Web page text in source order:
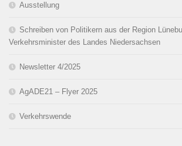
Ausstellung
Schreiben von Politikern aus der Region
Verkehrsminister des Landes Niedersachsen
Newsletter 4/2025
AgADE21 – Flyer 2025
Verkehrswende